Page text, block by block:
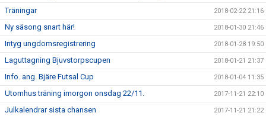
Träningar 2018-02-22 21:16
Ny säsong snart här! 2018-01-30 21:46
Intyg ungdomsregistrering 2018-01-28 19:50
Laguttagning Bjuvstorpscupen 2018-01-21 21:37
Info. ang. Bjäre Futsal Cup 2018-01-04 11:35
Utomhus träning imorgon onsdag 22/11. 2017-11-21 22:10
Julkalendrar sista chansen 2017-11-21 21:22